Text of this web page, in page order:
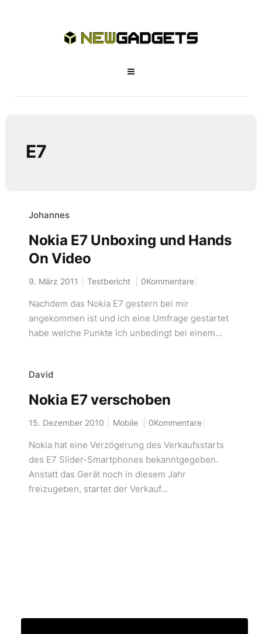
E7
Johannes
Nokia E7 Unboxing und Hands
On Video
9. März 2011 Testbericht 0Kommentare
Nachdem das Nokia E7 gestern bei mir
angekommen ist und ich eine Umfrage gestartet
habe welche Punkte ich unbedingt bei einem...
David
Nokia E7 verschoben
15. Dezember 2010 Mobile 0Kommentare
Nokia hat eine Verzögerung des Verkaufsstarts
des E7 Slider-Smartphones bekanntgegeben.
Anstatt das Gerät noch in diesem Jahr
freizugeben, startet der Verkauf...